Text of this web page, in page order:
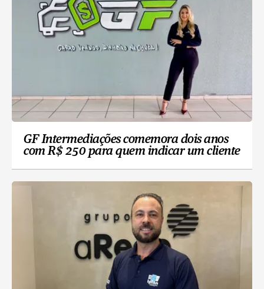
GF Intermediações comemora dois anos
com R$ 250 para quem indicar um cliente